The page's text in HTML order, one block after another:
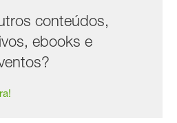
conteúdos,
ebooks e